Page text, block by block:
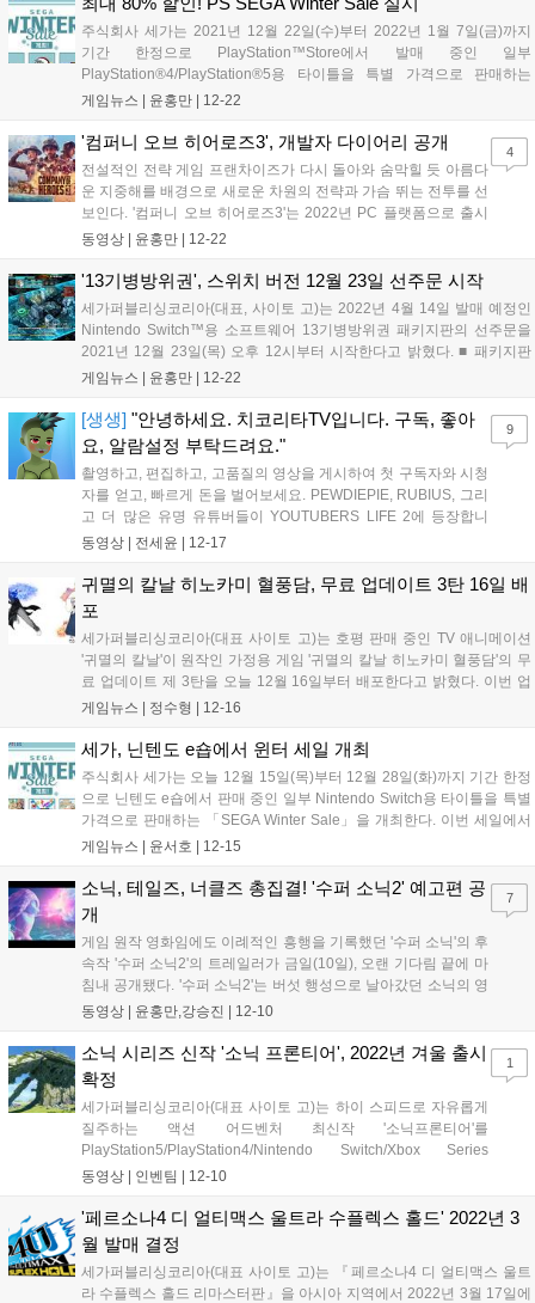
주식회사 세가는 2021년 12월 22일(수)부터 2022년 1월 7일(금)까지
기간 한정으로 PlayStation™Store에서 발매 중인 일부
PlayStation®4/PlayStation®5용 타이틀을 특별 가격으로 판매하는
SEGA Winter Sale을 실시한다. 이번 세일에서는 본격 리걸 서스펜스 액
게임뉴스 | 윤홍만 | 12-22
'컴퍼니 오브 히어로즈3', 개발자 다이어리 공개
전설적인 전략 게임 프랜차이즈가 다시 돌아와 숨막힐 듯 아름다
운 지중해를 배경으로 새로운 차원의 전략과 가슴 뛰는 전투를 선
보인다. '컴퍼니 오브 히어로즈3'는 2022년 PC 플랫폼으로 출시
되어 완전히 새로운 전장을 배경으로 현장감 넘치는 스토리텔링
초로 역동적 캠페인 맵에서 세계 2차 대전...
동영상 | 윤홍만 | 12-22
4
'13기병방위권', 스위치 버전 12월 23일 선주문 시작
세가퍼블리싱코리아(대표, 사이토 고)는 2022년 4월 14일 발매 예정인
Nintendo Switch™용 소프트웨어 13기병방위권 패키지판의 선주문을
2021년 12월 23일(목) 오후 12시부터 시작한다고 밝혔다. ■ 패키지판
선주문 특전 DLC 특전인 ‘디지털 아트웍스'의 이미지를 사용한 6종 엽서
게임뉴스 | 윤홍만 | 12-22
[생생] "안녕하세요. 치코리타TV입니다. 구독, 좋아
요, 알람설정 부탁드려요."
촬영하고, 편집하고, 고품질의 영상을 게시하여 첫 구독자와 시청
자를 얻고, 빠르게 돈을 벌어보세요. PEWDIEPIE, RUBIUS, 그리
고 더 많은 유명 유튜버들이 YOUTUBERS LIFE 2에 등장합니
다!...
동영상 | 전세윤 | 12-17
9
귀멸의 칼날 히노카미 혈풍담, 무료 업데이트 3탄 16일 배
포
세가퍼블리싱코리아(대표 사이토 고)는 호평 판매 중인 TV 애니메이션
'귀멸의 칼날'이 원작인 가정용 게임 '귀멸의 칼날 히노카미 혈풍담'의 무
료 업데이트 제 3탄을 오늘 12월 16일부터 배포한다고 밝혔다. 이번 업
데이트에서는 버서스 모드의 플레이어블 캐릭터로 '엔무'와 '유시로/ 타
게임뉴스 | 정수형 | 12-16
세가, 닌텐도 e숍에서 윈터 세일 개최
주식회사 세가는 오늘 12월 15일(목)부터 12월 28일(화)까지 기간 한정
으로 닌텐도 e숍에서 판매 중인 일부 Nintendo Switch용 타이틀을 특별
가격으로 판매하는 「SEGA Winter Sale」을 개최한다. 이번 세일에서
는 양 액션 퍼즐인 「뿌요뿌요」와 「테트리스」를 즐길 수 있는 『뿌요
게임뉴스 | 윤서호 | 12-15
소닉, 테일즈, 너클즈 총집결! '수퍼 소닉2' 예고편 공
개
게임 원작 영화임에도 이례적인 흥행을 기록했던 '수퍼 소닉'의 후
속작 '수퍼 소닉2'의 트레일러가 금일(10일), 오랜 기다림 끝에 마
침내 공개됐다. '수퍼 소닉2'는 버섯 행성으로 날아갔던 소닉의 영
원한 숙적이자 천재 과학자 닥터 로보트닉이 지구로 귀환하면서
밝혀내고자 했던 로보트닉이지만,...
동영상 | 윤홍만,강승진 | 12-10
7
소닉 시리즈 신작 '소닉 프론티어', 2022년 겨울 출시
확정
세가퍼블리싱코리아(대표 사이토 고)는 하이 스피드로 자유롭게
질주하는 액션 어드벤처 최신작 '소닉프론티어'를
PlayStation5/PlayStation4/Nintendo Switch/Xbox Series
X|S/Xbox One/PC로 2022년 겨울 한국, 대만, 홍콩, 동남 아시아
연과 모험...
동영상 | 인벤팀 | 12-10
1
'페르소나4 디 얼티맥스 울트라 수플렉스 홀드' 2022년 3
월 발매 결정
세가퍼블리싱코리아(대표 사이토 고)는 『페르소나4 디 얼티맥스 울트
라 수플렉스 홀드 리마스터판』을 아시아 지역에서 2022년 3월 17일에